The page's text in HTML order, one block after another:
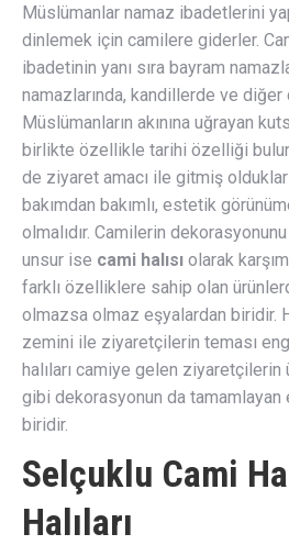
Müslümanlar namaz ibadetlerini
dinlemek için camilere giderler.
ibadetinin yanı sıra bayram
namazlarında, kandillerde ve
Müslümanların akınına uğrayan
birlikte özellikle tarihi özelliği
de ziyaret amacı ile gitmiş
bakımdan bakımlı, estetik
olmalıdır. Camilerin
unsur ise cami halısı olarak
farklı özelliklere sahip olan
olmazsa olmaz eşyalardan biridir.
zemini ile ziyaretçilerin teması
halıları camiye gelen
gibi dekorasyonun da tamamlayan
biridir.
Selçuklu Cami
Halıları